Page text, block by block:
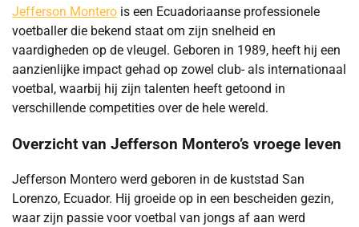
Jefferson Montero is een Ecuadoriaanse professionele
voetballer die bekend staat om zijn snelheid en
vaardigheden op de vleugel. Geboren in 1989, heeft hij een
aanzienlijke impact gehad op zowel club- als internationaal
voetbal, waarbij hij zijn talenten heeft getoond in
verschillende competities over de hele wereld.
Overzicht van Jefferson Montero’s vroege leven
Jefferson Montero werd geboren in de kuststad San
Lorenzo, Ecuador. Hij groeide op in een bescheiden gezin,
waar zijn passie voor voetbal van jongs af aan werd